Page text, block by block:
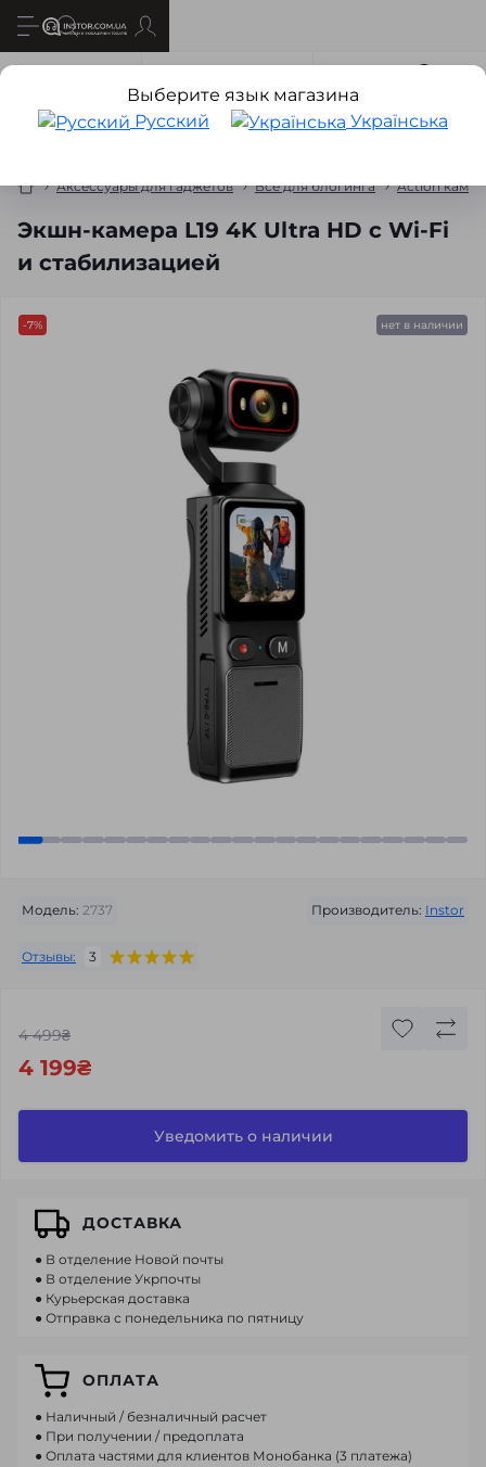
Аксессуары для гаджетов Все для блогинга Action
Выберите язык магазина
Русский
Українська
Экшн-камера L19 4K Ultra HD с Wi-Fi
и стабилизацией
Все о товаре Характеристики Отзывов
-7% нет в наличии
Модель: 2737 Производитель: Instor
Отзывы: 3
4 499₴
4 199₴
Уведомить о наличии
ДОСТАВКА
● В отделение Новой почты
● В отделение Укрпочты
● Курьерская доставка
● Отправка с понедельника по пятницу
ОПЛАТА
● Наличный / безналичный расчет
● При получении / предоплата
● Оплата частями для клиентов Монобанка (3 платежа)